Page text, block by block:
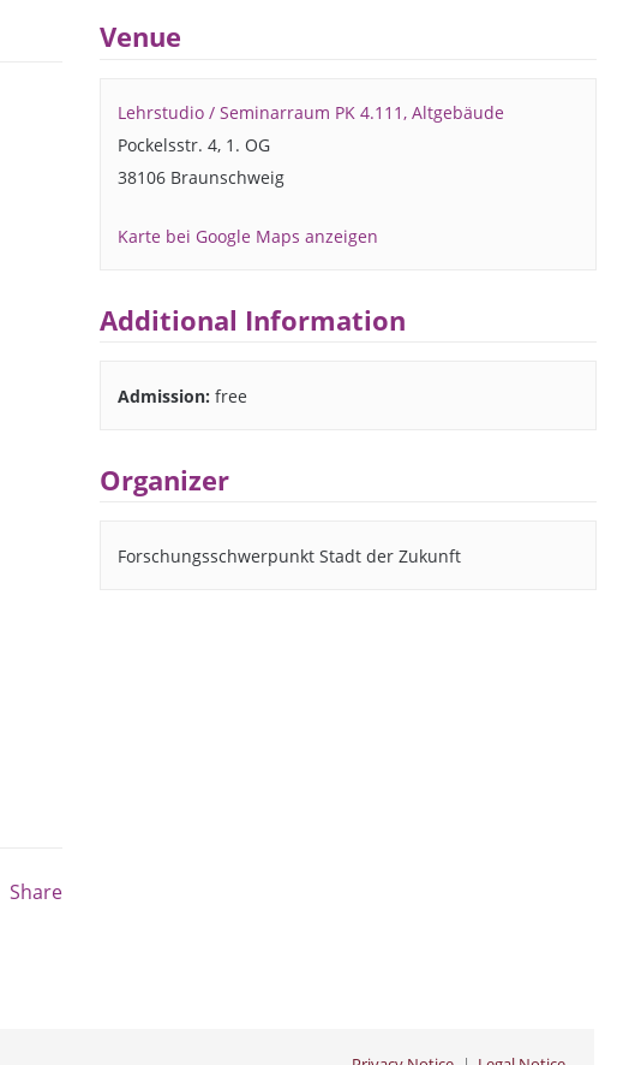
Share
Venue
Lehrstudio / Seminarraum PK 4.111, Altgebäude
Pockelsstr. 4, 1. OG
38106 Braunschweig
Karte bei Google Maps anzeigen
Additional Information
Admission: free
Organizer
Forschungsschwerpunkt Stadt der Zukunft